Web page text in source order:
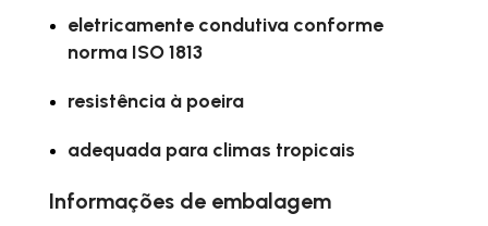
eletricamente condutiva conforme
norma ISO 1813
resistência à poeira
adequada para climas tropicais
Informações de embalagem